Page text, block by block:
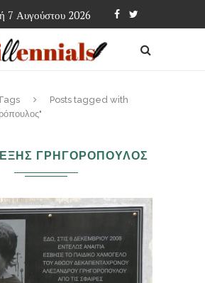
7 Αυγούστου 2026
Posts tagged with
ΓΡΗΓΟΡΟΠΟΥΛΟΣ